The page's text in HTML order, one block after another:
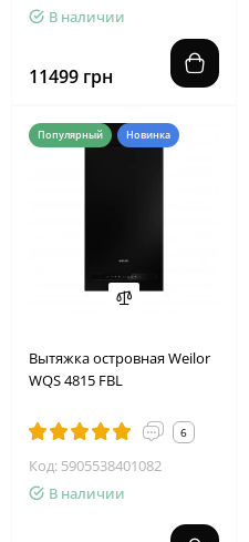
В наличии
11499 грн
Популярный Новинка
Вытяжка островная Weilor
WQS 4815 FBL
6
Код: 5905538401082
В наличии